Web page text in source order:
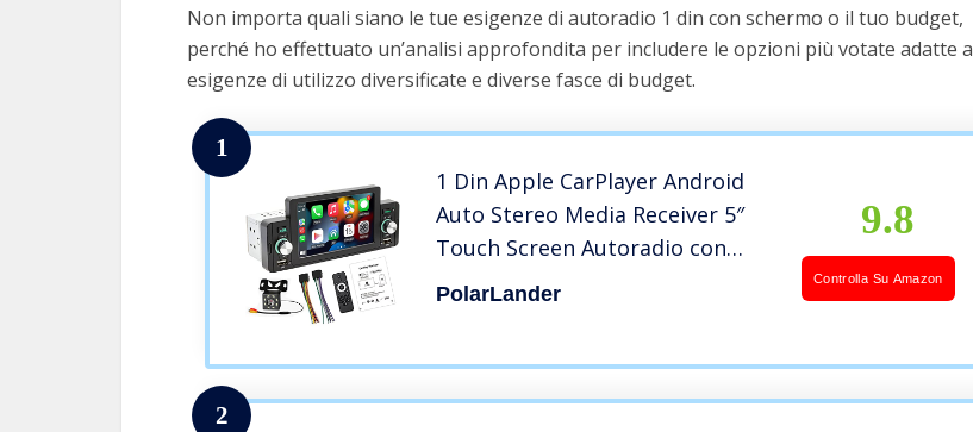
Non importa quali siano le tue esigenze di autoradio 1 din con schermo o il tuo budget,
perché ho effettuato un’analisi approfondita per includere le opzioni più votate adatte a
esigenze di utilizzo diversificate e diverse fasce di budget.
1
1 Din Apple CarPlayer Android
Auto Stereo Media Receiver 5″
Touch Screen Autoradio con
supporto Bluetooth Chiamate in
PolarLander
9.8
Controlla Su Amazon
2